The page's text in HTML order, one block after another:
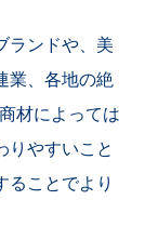
ランドや、美
業、各地の絶
材によっては
りやすいこと
ることでより